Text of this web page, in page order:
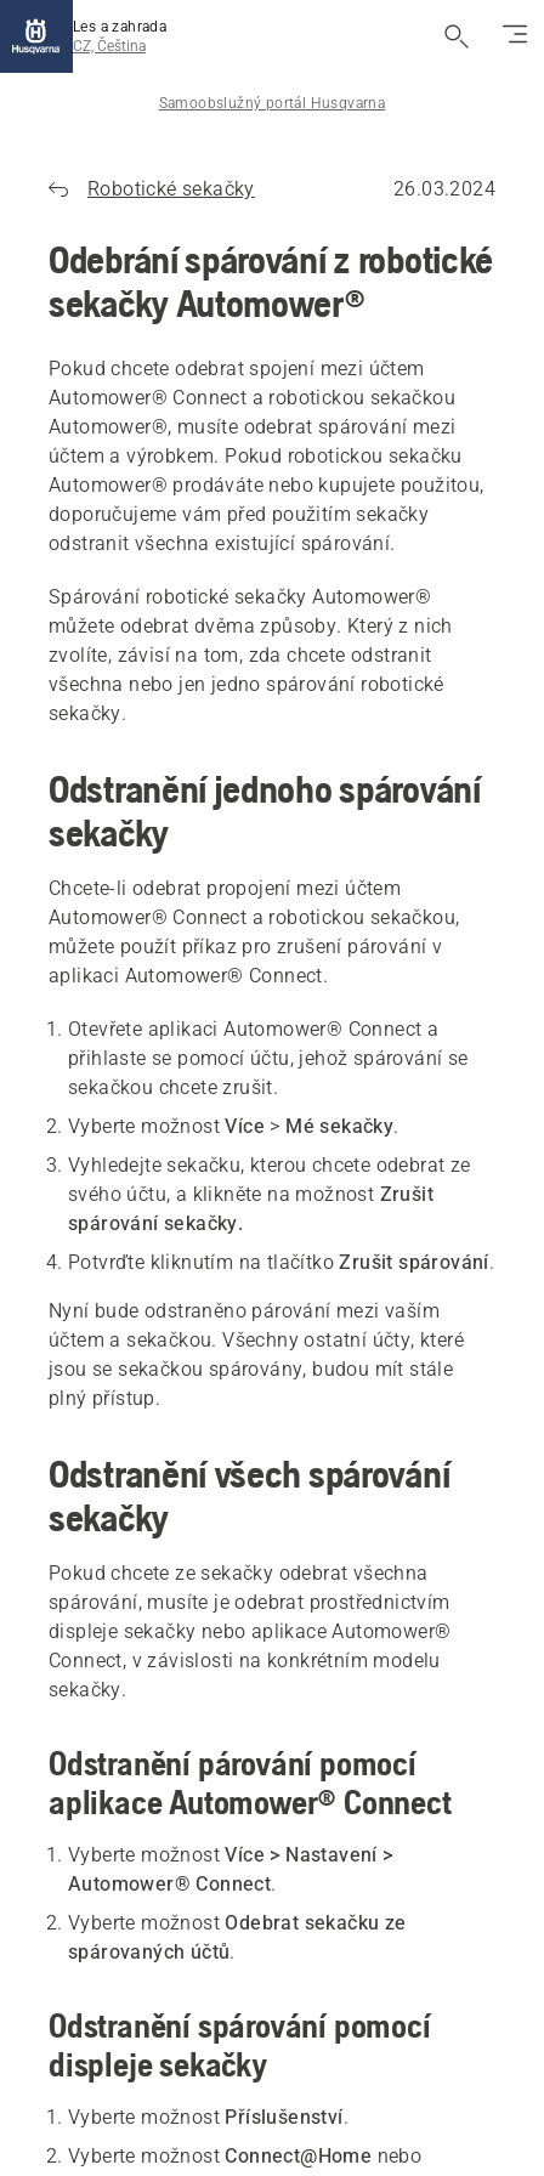
Les a zahrada
CZ, Čeština
Samoobslužný portál Husqvarna
Robotické sekačky 26.03.2024
Odebrání spárování z robotické
sekačky Automower®
Pokud chcete odebrat spojení mezi účtem
Automower® Connect a robotickou sekačkou
Automower®, musíte odebrat spárování mezi
účtem a výrobkem. Pokud robotickou sekačku
Automower® prodáváte nebo kupujete použitou,
doporučujeme vám před použitím sekačky
odstranit všechna existující spárování.
Spárování robotické sekačky Automower®
můžete odebrat dvěma způsoby. Který z nich
zvolíte, závisí na tom, zda chcete odstranit
všechna nebo jen jedno spárování robotické
sekačky.
Odstranění jednoho spárování
sekačky
Chcete-li odebrat propojení mezi účtem
Automower® Connect a robotickou sekačkou,
můžete použít příkaz pro zrušení párování v
aplikaci Automower® Connect.
Otevřete aplikaci Automower® Connect a
přihlaste se pomocí účtu, jehož spárování se
sekačkou chcete zrušit.
Vyberte možnostVíce > Mé sekačky.
Vyhledejte sekačku, kterou chcete odebrat ze
svého účtu, a klikněte na možnost Zrušit
spárování sekačky.
Potvrďte kliknutím na tlačítkoZrušit spárování.
Nyní bude odstraněno párování mezi vaším
účtem a sekačkou. Všechny ostatní účty, které
jsou se sekačkou spárovány, budou mít stále
plný přístup.
Odstranění všech spárování
sekačky
Pokud chcete ze sekačky odebrat všechna
spárování, musíte je odebrat prostřednictvím
displeje sekačky nebo aplikace Automower®
Connect, v závislosti na konkrétním modelu
sekačky.
Odstranění párování pomocí
aplikace Automower® Connect
Vyberte možnostVíce > Nastavení >
Automower® Connect.
Vyberte možnostOdebrat sekačku ze
spárovaných účtů.
Odstranění spárování pomocí
displeje sekačky
Vyberte možnost Příslušenství.
Vyberte možnostConnect@Home nebo